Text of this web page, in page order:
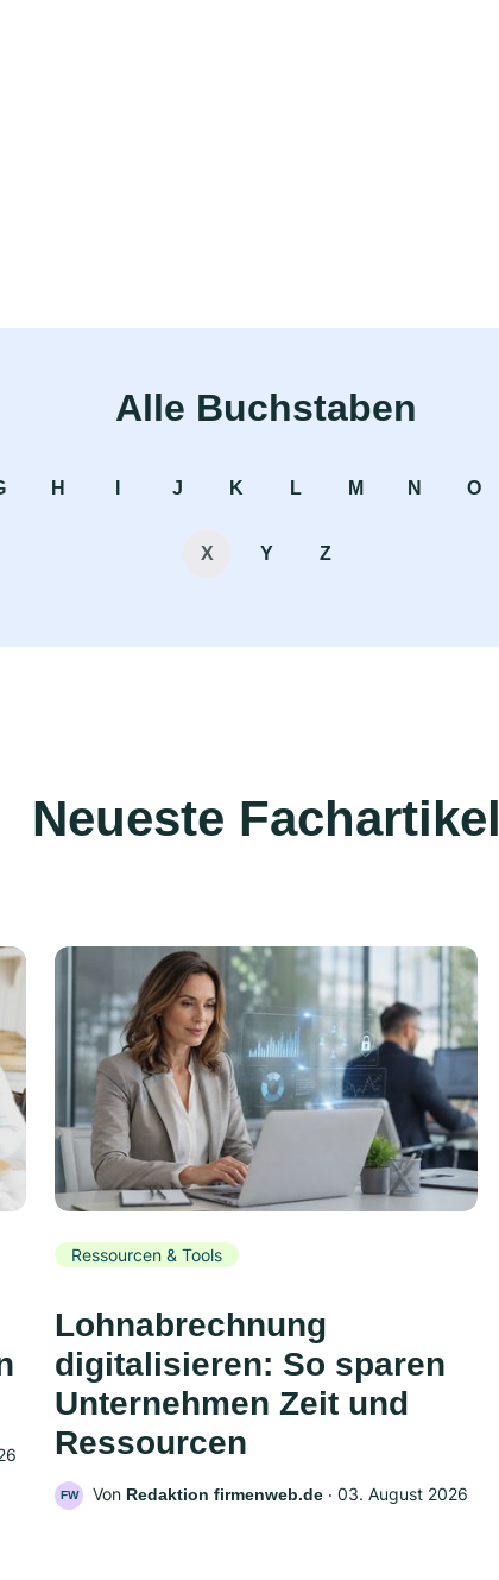
Alle Buchstaben
H J K L M N O
X Y Z
Neueste Fachartikel
Ressourcen & Tools
Lohnabrechnung
digitalisieren: So sparen
Unternehmen Zeit und
Ressourcen
FW Von Redaktion firmenweb.de ‧ 03. August 2026